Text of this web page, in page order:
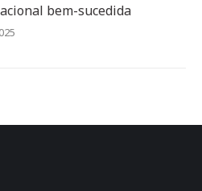
bem-sucedida